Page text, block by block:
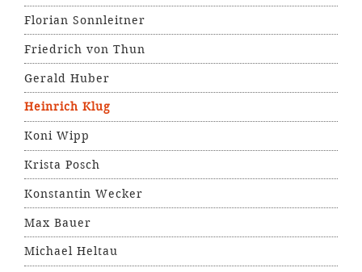
Florian Sonnleitner
Friedrich von Thun
Gerald Huber
Heinrich Klug
Koni Wipp
Krista Posch
Konstantin Wecker
Max Bauer
Michael Heltau